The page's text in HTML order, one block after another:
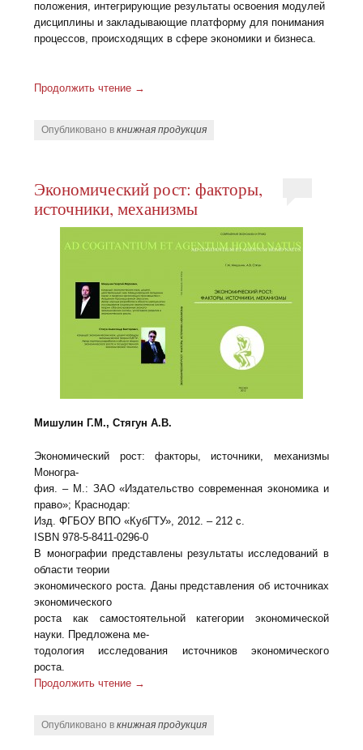
положения, интегрирующие результаты освоения модулей
дисциплины и закладывающие платформу для понимания
процессов, происходящих в сфере экономики и бизнеса.
Продолжить чтение →
Опубликовано вкнижная продукция
Экономический рост: факторы,
источники, механизмы
Мишулин Г.М., Стягун А.В.
Экономический рост: факторы, источники, механизмы
Моногра-
фия. – М.: ЗАО «Издательство современная экономика и
право»; Краснодар:
Изд. ФГБОУ ВПО «КубГТУ», 2012. – 212 с.
ISBN 978-5-8411-0296-0
В монографии представлены результаты исследований в
области теории
экономического роста. Даны представления об источниках
экономического
роста как самостоятельной категории экономической
науки. Предложена ме-
тодология исследования источников экономического
роста.
Продолжить чтение →
Опубликовано вкнижная продукция